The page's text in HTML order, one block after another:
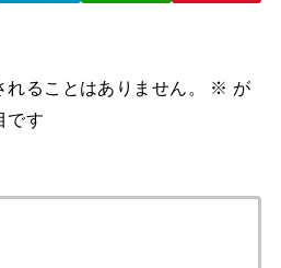
ることはありません。 ※ が
です